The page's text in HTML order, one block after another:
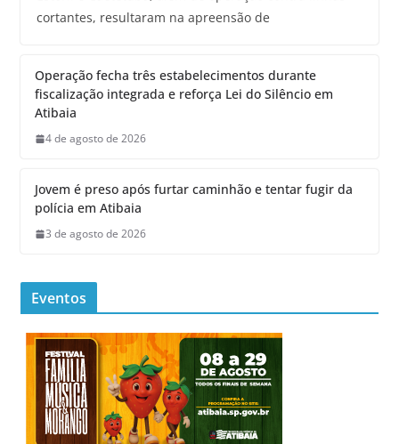
cortantes, resultaram na apreensão de
Operação fecha três estabelecimentos durante
fiscalização integrada e reforça Lei do Silêncio em
Atibaia
4 de agosto de 2026
Jovem é preso após furtar caminhão e tentar fugir da
polícia em Atibaia
3 de agosto de 2026
Eventos